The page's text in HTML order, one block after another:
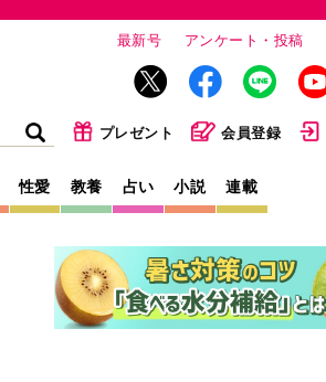
最新号 アンケート・投稿
プレゼント 会員登録
性愛 教養 占い 小説 連載